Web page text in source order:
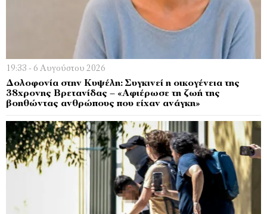
19:33 - 6 Αυγούστου 2026
Δολοφονία στην Κυψέλη: Συγκινεί η οικογένεια της
38χρονης Βρετανίδας – «Αφιέρωσε τη ζωή της
βοηθώντας ανθρώπους που είχαν ανάγκη»